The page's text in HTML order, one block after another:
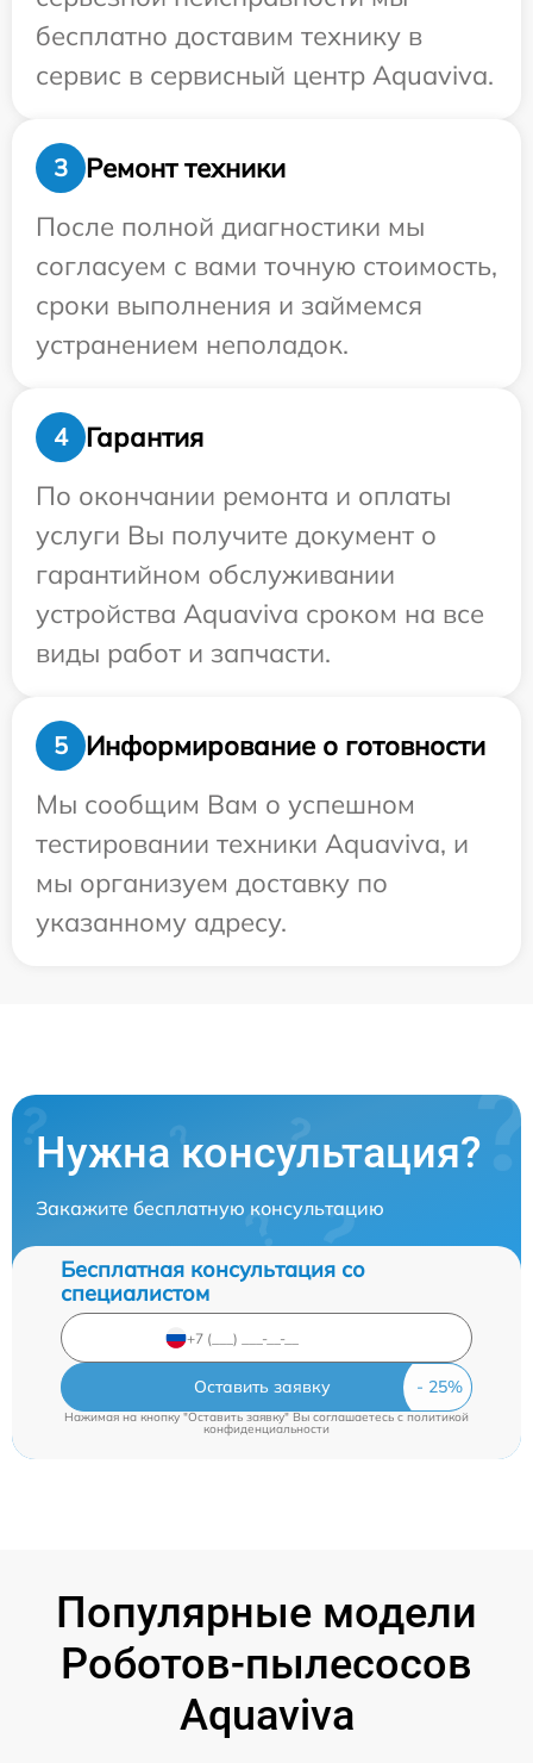
бесплатно доставим технику в
сервис в сервисный центр Aquaviva.
3
Ремонт техники
После полной диагностики мы
согласуем с вами точную стоимость,
сроки выполнения и займемся
устранением неполадок.
4
Гарантия
По окончании ремонта и оплаты
услуги Вы получите документ о
гарантийном обслуживании
устройства Aquaviva сроком на все
виды работ и запчасти.
5
Информирование о готовности
Мы сообщим Вам о успешном
тестировании техники Aquaviva, и
мы организуем доставку по
указанному адресу.
Нужна консультация?
Закажите бесплатную консультацию
Бесплатная консультация со
специалистом
Оставить заявку
Нажимая на кнопку "Оставить заявку" Вы соглашаетесь c политикой
конфиденциальности
Популярные модели
Роботов-пылесосов
Aquaviva